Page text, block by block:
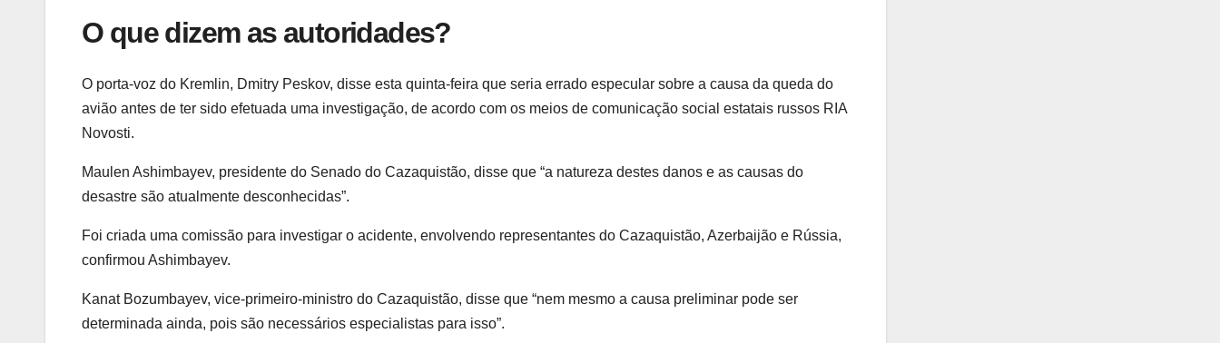
O que dizem as autoridades?
O porta-voz do Kremlin, Dmitry Peskov, disse esta quinta-feira que seria errado especular sobre a causa da queda do
avião antes de ter sido efetuada uma investigação, de acordo com os meios de comunicação social estatais russos RIA
Novosti.
Maulen Ashimbayev, presidente do Senado do Cazaquistão, disse que “a natureza destes danos e as causas do
desastre são atualmente desconhecidas”.
Foi criada uma comissão para investigar o acidente, envolvendo representantes do Cazaquistão, Azerbaijão e Rússia,
confirmou Ashimbayev.
Kanat Bozumbayev, vice-primeiro-ministro do Cazaquistão, disse que “nem mesmo a causa preliminar pode ser
determinada ainda, pois são necessários especialistas para isso”.